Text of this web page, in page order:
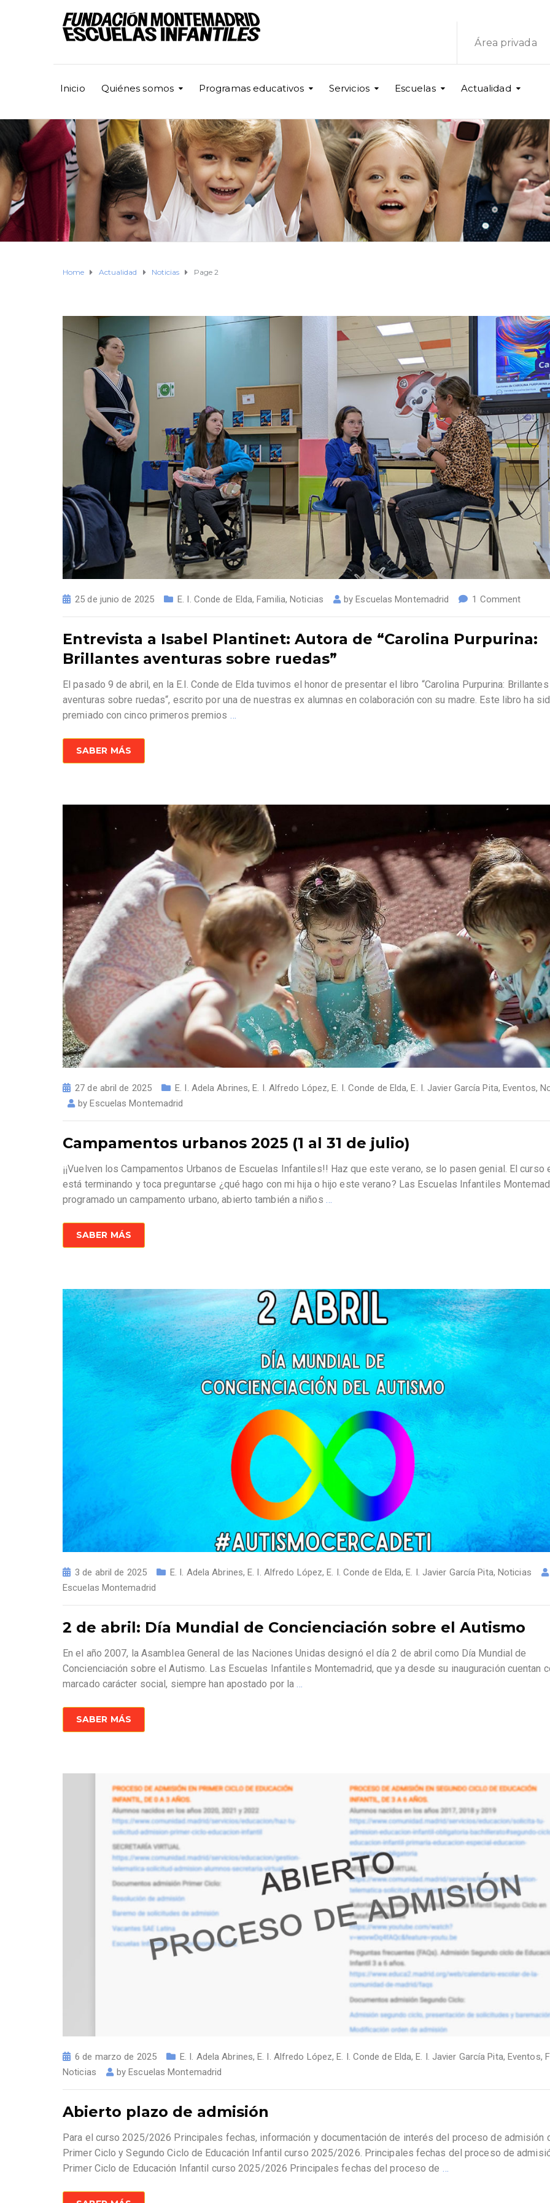
Área privada
Inicio Quiénes somos Programas educativos Servicios Escuelas Actualidad
Home Actualidad Noticias Page 2
25 de junio de 2025 E. I. Conde de Elda,Familia,Noticias byEscuelas Montemadrid 1 Comment
Entrevista a Isabel Plantinet: Autora de “Carolina Purpurina:
Brillantes aventuras sobre ruedas”
El pasado 9 de abril, en la E.I. Conde de Elda tuvimos el honor de presentar el libro “Carolina Purpurina: Brillantes
aventuras sobre ruedas“, escrito por una de nuestras ex alumnas en colaboración con su madre. Este libro ha
premiado con cinco primeros premios …
SABER MÁS
27 de abril de 2025 E. I. Adela Abrines,E. I. Alfredo López,E. I. Conde de Elda,E. I. Javier García Pita,Eventos,
byEscuelas Montemadrid
Campamentos urbanos 2025 (1 al 31 de julio)
¡¡Vuelven los Campamentos Urbanos de Escuelas Infantiles!! Haz que este verano, se lo pasen genial. El curso
está terminando y toca preguntarse ¿qué hago con mi hija o hijo este verano? Las Escuelas Infantiles
programado un campamento urbano, abierto también a niños …
SABER MÁS
3 de abril de 2025 E. I. Adela Abrines,E. I. Alfredo López,E. I. Conde de Elda,E. I. Javier García Pita, Noticias
Escuelas Montemadrid
2 de abril: Día Mundial de Concienciación sobre el Autismo
En el año 2007, la Asamblea General de las Naciones Unidas designó el día 2 de abril como Día Mundial de
Concienciación sobre el Autismo. Las Escuelas Infantiles Montemadrid, que ya desde su inauguración cuentan
marcado carácter social, siempre han apostado por la…
SABER MÁS
6 de marzo de 2025 E. I. Adela Abrines,E. I. Alfredo López,E. I. Conde de Elda,E. I. Javier García Pita, Eventos,
Noticias
byEscuelas Montemadrid
Abierto plazo de admisión
Para el curso 2025/2026 Principales fechas, información y documentación de interés del proceso de admisión
Primer Ciclo y Segundo Ciclo de Educación Infantil curso 2025/2026. Principales fechas del proceso de
Primer Ciclo de Educación Infantil curso 2025/2026 Principales fechas del proceso de …